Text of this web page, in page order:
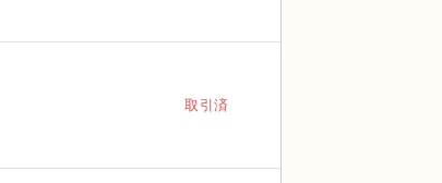
取引済